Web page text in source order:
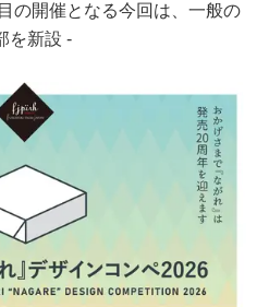
の開催となる今回は、一般の
を新設 -